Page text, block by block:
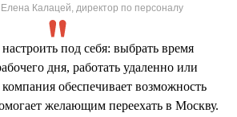
Елена Калацей, директор по персоналу
под себя: выбрать время
дня, работать удаленно или
обеспечивает возможность
желающим переехать в Москву.